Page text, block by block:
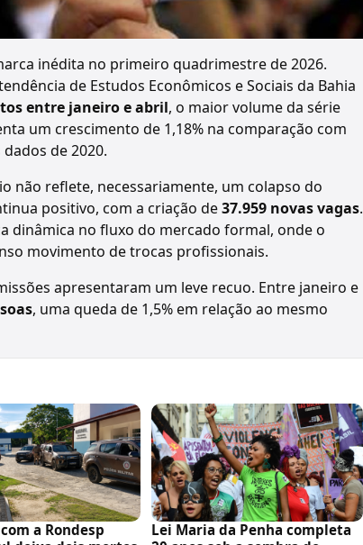
inédita no primeiro quadrimestre de 2026.
de Estudos Econômicos e Sociais da Bahia
entre janeiro e abril, o maior volume da série
um crescimento de 1,18% na comparação com
de 2020.
não reflete, necessariamente, um colapso do
positivo, com a criação de37.959 novas vagas.
dinâmica no fluxo do mercado formal, onde o
movimento de trocas profissionais.
apresentaram um leve recuo. Entre janeiro e
, uma queda de 1,5% em relação ao mesmo
a Rondesp
Lei Maria da Penha completa